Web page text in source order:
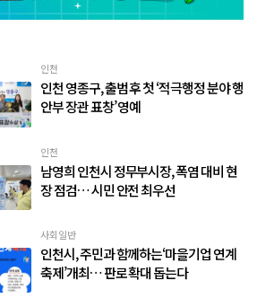
인천
인천 영종구, 출범 후 첫 ‘적극행정 분야 행
안부 장관 표창’ 영예
인천
남영희 인천시 정무부시장, 폭염 대비 현
장 점검… 시민 안전 최우선
사회일반
인천시, 주민과 함께하는‘마을기업 연계
축제’개최… 판로 확대 돕는다